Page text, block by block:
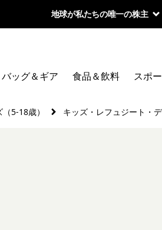
地球が私たちの唯一の株主
バッグ＆ギア 食品＆飲料 スポ
5-18歳） キッズ・レフュジート・